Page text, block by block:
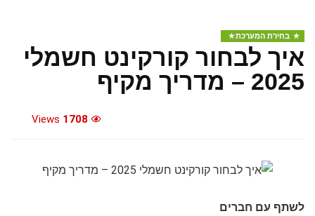
בחירת המערכת
איך לבחור קורקינט חשמלי
2025 – מדריך מקיף
1708
לשתף עם חברים